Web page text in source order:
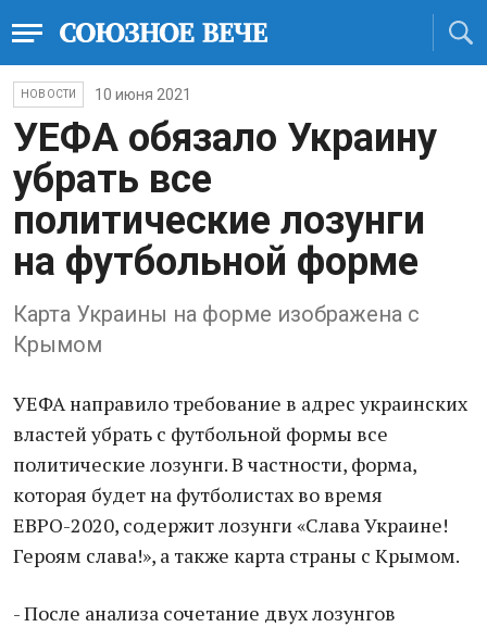
НОВОСТИ 10 июня 2021
УЕФА обязало Украину
убрать все
политические лозунги
на футбольной форме
Карта Украины на форме изображена с
Крымом
УЕФА направило требование в адрес украинских
властей убрать с футбольной формы все
политические лозунги. В частности, форма,
которая будет на футболистах во время
ЕВРО-2020, содержит лозунги «Слава Украине!
Героям слава!», а также карта страны с Крымом.
- После анализа сочетание двух лозунгов